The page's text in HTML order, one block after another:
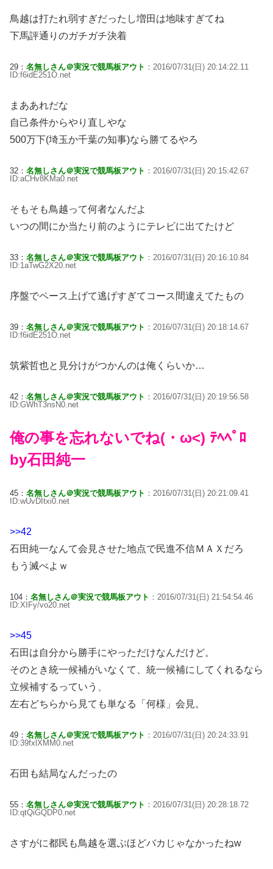
鳥越は打たれ弱すぎだったし増田は地味すぎてね
下馬評通りのガチガチ決着
29： 名無しさん＠実況で競馬板アウト ：2016/07/31(日) 20:14:22.11
ID:f6idE251O.net
まああれだな
自己条件からやり直しやな
500万下(埼玉か千葉の知事)なら勝てるやろ
32： 名無しさん＠実況で競馬板アウト ：2016/07/31(日) 20:15:42.67
ID:aCHv8KMa0.net
そもそも鳥越って何者なんだよ
いつの間にか当たり前のようにテレビに出てたけど
33： 名無しさん＠実況で競馬板アウト ：2016/07/31(日) 20:16:10.84
ID:1aTwG2X20.net
序盤でペース上げて逃げすぎてコース間違えてたもの
39： 名無しさん＠実況で競馬板アウト ：2016/07/31(日) 20:18:14.67
ID:f6idE251O.net
筑紫哲也と見分けがつかんのは俺くらいか…
42： 名無しさん＠実況で競馬板アウト ：2016/07/31(日) 20:19:56.58
ID:GWhT3nsN0.net
俺の事を忘れないでね(・ω<) ﾃﾍﾍﾟﾛ
by石田純一
45： 名無しさん＠実況で競馬板アウト ：2016/07/31(日) 20:21:09.41
ID:wUvDItxi0.net
>>42
石田純一なんて会見させた地点で民進不信ＭＡＸだろ
もう滅べよｗ
104： 名無しさん＠実況で競馬板アウト ：2016/07/31(日) 21:54:54.46
ID:XIFy/vo20.net
>>45
石田は自分から勝手にやっただけなんだけど。
そのとき統一候補がいなくて、統一候補にしてくれるなら
立候補するっていう、
左右どちらから見ても単なる「何様」会見。
49： 名無しさん＠実況で競馬板アウト ：2016/07/31(日) 20:24:33.91
ID:39fxlXMM0.net
石田も結局なんだったの
55： 名無しさん＠実況で競馬板アウト ：2016/07/31(日) 20:28:18.72
ID:qtQiGQDP0.net
さすがに都民も鳥越を選ぶほどバカじゃなかったねw